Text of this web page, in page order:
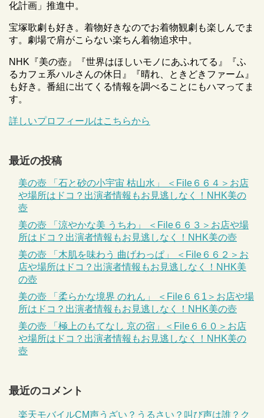
化計画」推進中。
宝塚歌劇も好き。着物好きなのでお着物観劇も楽しんでま
す。劇場で肩がこらない楽ちん着物追求中。
NHK『美の壺』『世界はほしいモノにあふれてる』『ふ
るカフェ系ハルさんの休日』『晴れ、ときどきファーム』
も好き。番組に出てくる情報を調べることにもハマってま
す。
詳しいプロフィールはこちらから
最近の投稿
美の壺 「石と砂の小宇宙 枯山水」 ＜File６６４＞お店
や場所はドコ？出演者情報もお見逃しなく！NHK美の
壺
美の壺 「涼やかな美 うちわ」 ＜File６６３＞お店や場
所はドコ？出演者情報もお見逃しなく！NHK美の壺
美の壺 「木肌を味わう 曲げわっぱ」 ＜File６６２＞お
店や場所はドコ？出演者情報もお見逃しなく！NHK美
の壺
美の壺 「柔らかな境界 のれん」 ＜File６６1＞お店や場
所はドコ？出演者情報もお見逃しなく！NHK美の壺
美の壺 「極上のもてなし 京の宿」＜File６６０＞お店
や場所はドコ？出演者情報もお見逃しなく！NHK美の
壺
最近のコメント
楽天モバイルCM声うざい？うるさい？叫び声は誰？ク